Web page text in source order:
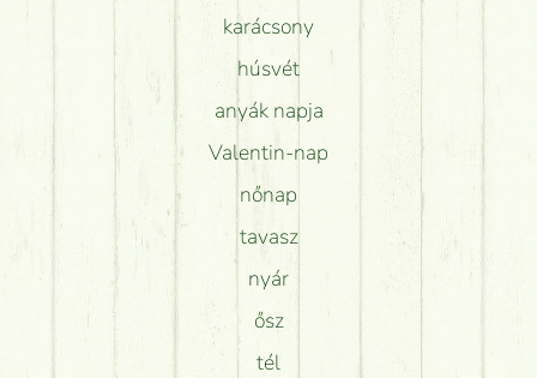
karácsony
húsvét
anyák napja
Valentin-nap
nőnap
tavasz
nyár
ősz
tél